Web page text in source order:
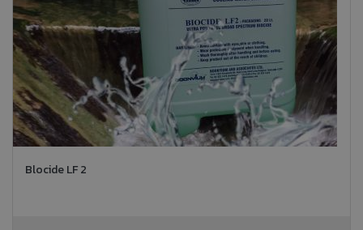
Blocide LF 2